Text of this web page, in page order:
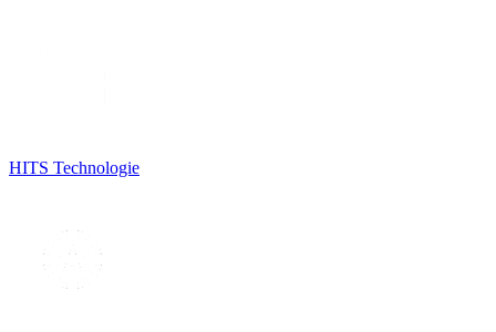
HITS Technologie